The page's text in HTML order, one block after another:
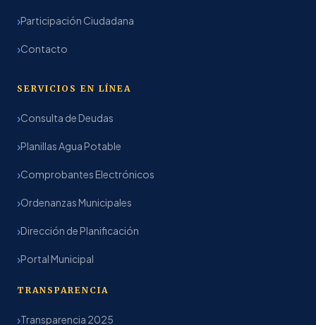
Participación Ciudadana
Contacto
SERVICIOS EN LÍNEA
Consulta de Deudas
Planillas Agua Potable
Comprobantes Electrónicos
Ordenanzas Municipales
Dirección de Planificación
Portal Municipal
TRANSPARENCIA
Transparencia 2025